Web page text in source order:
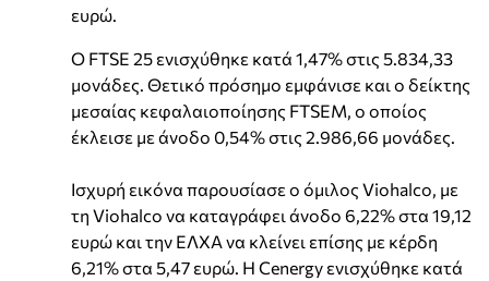
ευρώ.
Ο FTSE 25 ενισχύθηκε κατά 1,47% στις 5.834,33
μονάδες. Θετικό πρόσημο εμφάνισε και ο δείκτης
μεσαίας κεφαλαιοποίησης FTSEM, ο οποίος
έκλεισε με άνοδο 0,54% στις 2.986,66 μονάδες.
Ισχυρή εικόνα παρουσίασε ο όμιλος Viohalco, με
τη Viohalco να καταγράφει άνοδο 6,22% στα 19,12
ευρώ και την ΕΛΧΑ να κλείνει επίσης με κέρδη
6,21% στα 5,47 ευρώ. Η Cenergy ενισχύθηκε κατά